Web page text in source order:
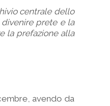
centrale dello
divenire prete e la
la prefazione alla
avendo da